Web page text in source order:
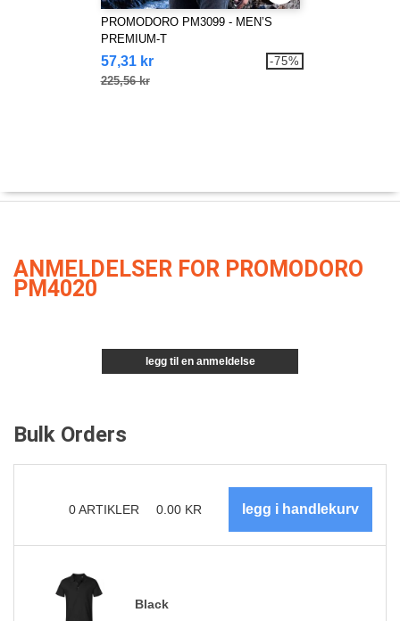
PROMODORO PM3099 - MEN’S
PREMIUM-T
57,31 kr
225,56 kr
-75%
ANMELDELSER FOR PROMODORO
PM4020
legg til en anmeldelse
Bulk Orders
0ARTIKLER 0.00 KR
Black